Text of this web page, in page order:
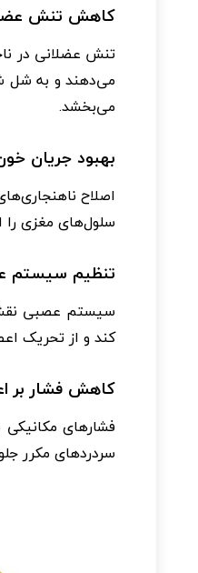
کاهش تنش
تنش عضلانی در
می‌دهند و به شل
می‌بخشد.
بهبود جریان
اصلاح
سلول‌های مغزی
تنظیم سیستم
سیستم عصبی نقش
کند و از تحریک
کاهش فشار بر
فشارهای
سردردهای مکرر